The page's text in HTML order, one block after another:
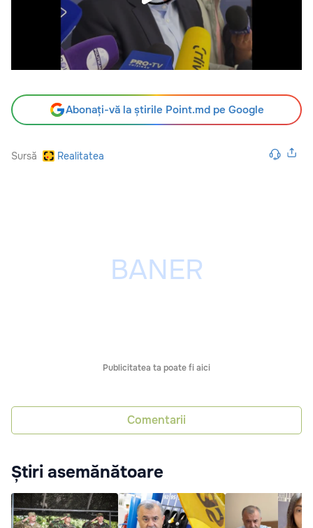
Abonați-vă la știrile Point.md pe Google
Sursă Realitatea
Publicitatea ta poate fi aici
Comentarii
Știri asemănătoare